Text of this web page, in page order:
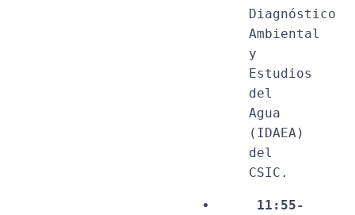
Diagnóstico
Ambiental
y
Estudios
del
Agua
(IDAEA)
del
CSIC.
11:55-